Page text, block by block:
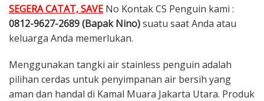
SEGERA CATAT, SAVE No Kontak CS Penguin kami :
0812-9627-2689 (Bapak Nino)suatu saat Anda atau
keluarga Anda memerlukan.
Menggunakan tangki air stainless penguin adalah
pilihan cerdas untuk penyimpanan air bersih yang
aman dan handal di Kamal Muara Jakarta Utara. Produk